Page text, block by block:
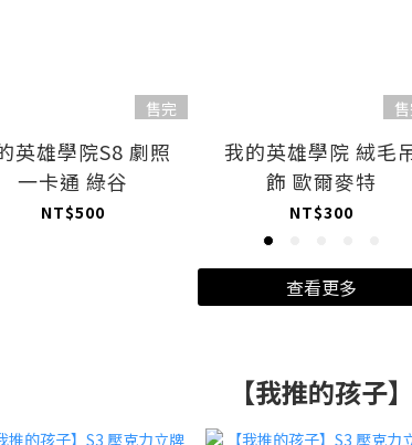
售完
英雄學院S8 劇照
一卡通 綠谷
NT$500
我的英雄學院 絨毛
飾 歐爾麥特
NT$300
查看更多
【我推的孩子】